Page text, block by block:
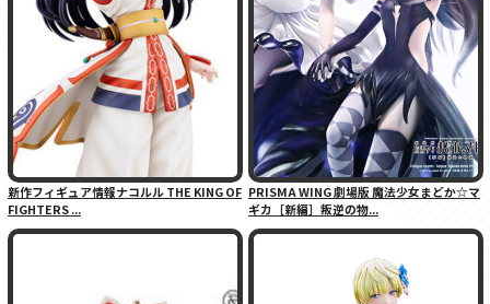
新作フィギュア情報ナコルル THE KING OF
FIGHTERS ...
PRISMA WING 劇場版 魔法少女まどか☆マ
ギカ［新編］叛逆の物...